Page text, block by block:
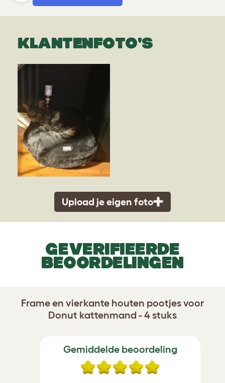
KLANTENFOTO'S
Upload je eigen foto
GEVERIFIEERDE
BEOORDELINGEN
Frame en vierkante houten pootjes voor
Donut kattenmand - 4 stuks
Gemiddelde beoordeling